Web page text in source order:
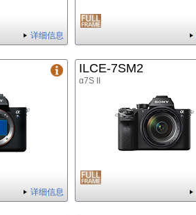
详细信息
详细信息
ILCE-7SM2
α7S II